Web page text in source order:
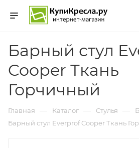
Барный стул
Cooper Ткань
Горчичный
Главная — Каталог — Стулья —
Барный стул Everprof Cooper Ткань